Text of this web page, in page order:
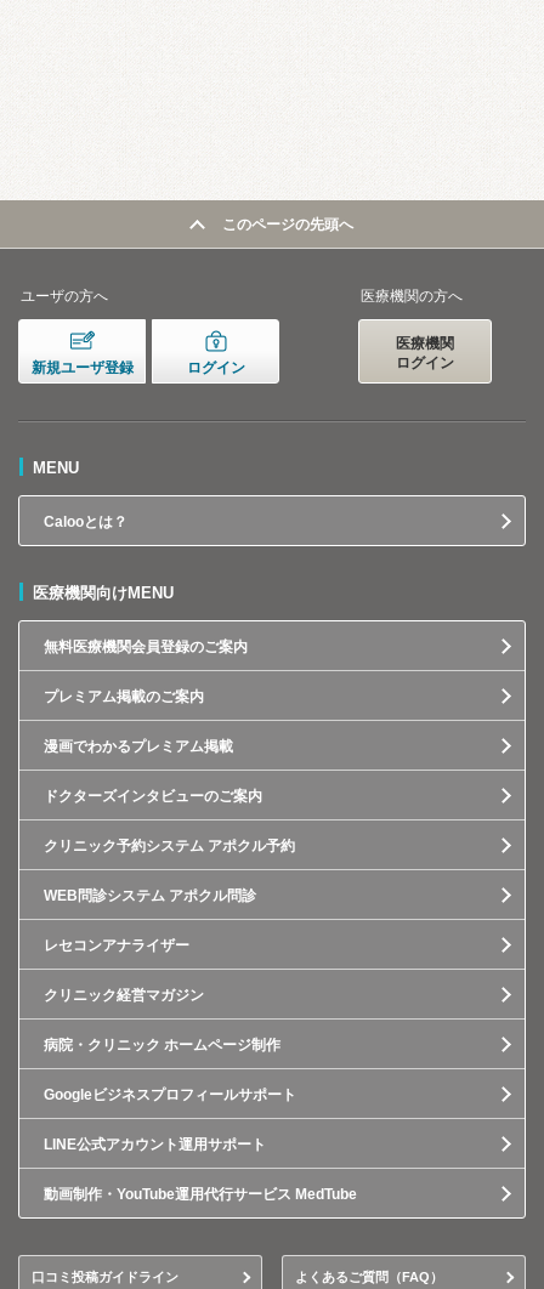
このページの先頭へ
ユーザの方へ
新規ユーザ登録 ログイン
医療機関の方へ
医療機関
ログイン
MENU
Calooとは？
医療機関向けMENU
無料医療機関会員登録のご案内
プレミアム掲載のご案内
漫画でわかるプレミアム掲載
ドクターズインタビューのご案内
クリニック予約システム アポクル予約
WEB問診システム アポクル問診
レセコンアナライザー
クリニック経営マガジン
病院・クリニック ホームページ制作
Googleビジネスプロフィールサポート
LINE公式アカウント運用サポート
動画制作・YouTube運用代行サービス MedTube
口コミ投稿ガイドライン よくあるご質問（FAQ）